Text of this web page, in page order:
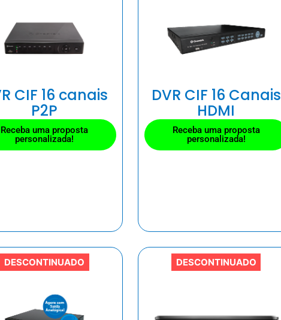
CIF 16 canais
P2P
Receba uma proposta
personalizada!
DVR CIF 16 Canais
HDMI
Receba uma proposta
personalizada!
DESCONTINUADO DESCONTINUADO